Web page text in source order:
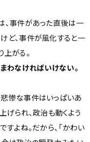
、事件があった直後は一
ど、事件が風化すると一
がる。
わなければいけない。
惨な事件はいっぱいあ
げられ、政治も動くよう
よね。だから、「かわい